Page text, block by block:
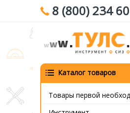
8 (800) 234
Каталог товаров
Товары первой